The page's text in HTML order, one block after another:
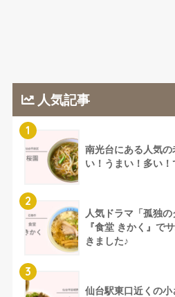
人気記事
1
南光台にある人気
い！うまい！多い
2
人気ドラマ「孤独
『食堂 きかく』で
きました♪
3
仙台駅東口近くの